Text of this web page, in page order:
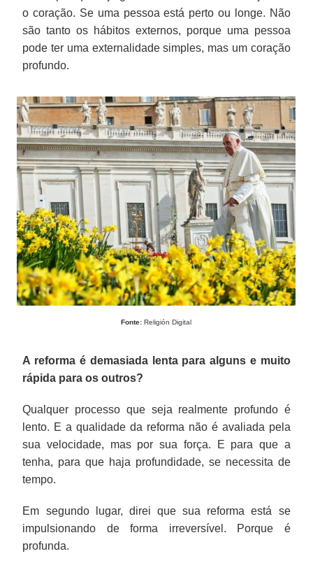
o coração. Se uma pessoa está perto ou longe. Não
são tanto os hábitos externos, porque uma pessoa
pode ter uma externalidade simples, mas um coração
profundo.
Fonte: Religión Digital
A reforma é demasiada lenta para alguns e muito
rápida para os outros?
Qualquer processo que seja realmente profundo é
lento. E a qualidade da reforma não é avaliada pela
sua velocidade, mas por sua força. E para que a
tenha, para que haja profundidade, se necessita de
tempo.
Em segundo lugar, direi que sua reforma está se
impulsionando de forma irreversível. Porque é
profunda.